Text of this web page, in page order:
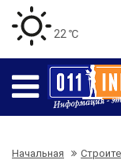
22 ℃
Начальная